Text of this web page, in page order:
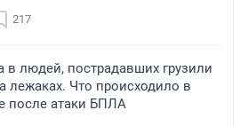
217
в людей, пострадавших грузили
лежаках. Что происходило в
после атаки БПЛА